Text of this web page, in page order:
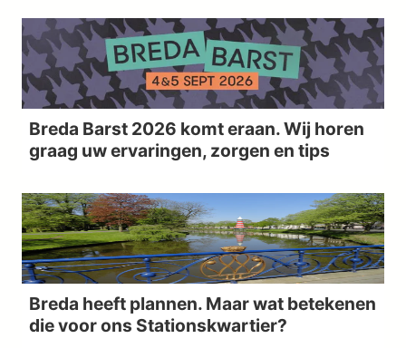
Breda Barst 2026 komt eraan. Wij horen
graag uw ervaringen, zorgen en tips
Breda heeft plannen. Maar wat betekenen
die voor ons Stationskwartier?